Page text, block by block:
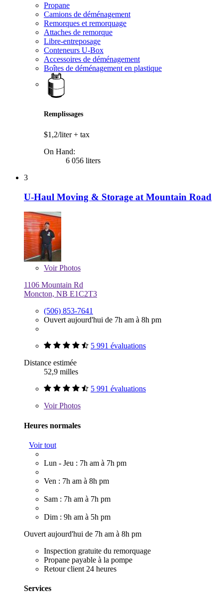
Propane
Camions de déménagement
Remorques et remorquage
Attaches de remorque
Libre-entreposage
Conteneurs U-Box
Accessoires de déménagement
Boîtes de déménagement en plastique
Remplissages
$1,2/liter+ tax
On Hand:
6 056 liters
3
U-Haul Moving & Storage at Mountain Road
VoirPhotos
1106 Mountain Rd
Moncton, NB E1C2T3
(506) 853-7641
Ouvert aujourd'hui de 7h am à 8h pm
5 991 évaluations
Distance estimée
52,9 milles
5 991 évaluations
VoirPhotos
Heures normales
Voir tout
Lun - Jeu : 7h am à 7h pm
Ven : 7h am à 8h pm
Sam : 7h am à 7h pm
Dim : 9h am à 5h pm
Ouvert aujourd'hui de 7h am à 8h pm
Inspection gratuite du remorquage
Propane payable à la pompe
Retour client 24 heures
Services